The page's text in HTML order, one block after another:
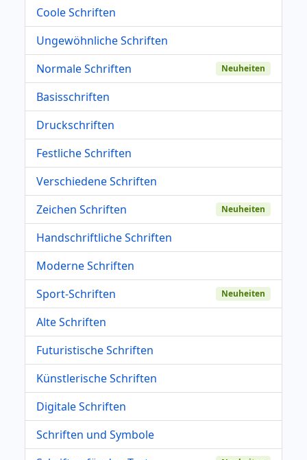
Coole Schriften
Ungewöhnliche Schriften
Normale Schriften
Neuheiten
Basisschriften
Druckschriften
Festliche Schriften
Verschiedene Schriften
Zeichen Schriften
Neuheiten
Handschriftliche Schriften
Moderne Schriften
Sport-Schriften
Neuheiten
Alte Schriften
Futuristische Schriften
Künstlerische Schriften
Digitale Schriften
Schriften und Symbole